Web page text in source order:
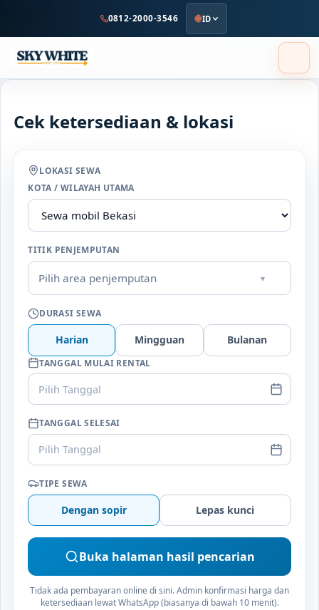
utama
0812-2000-3546 ID
Cek ketersediaan & lokasi
LOKASI SEWA
KOTA / WILAYAH UTAMA
TITIK PENJEMPUTAN
Pilih area penjemputan ▾
DURASI SEWA
Harian Mingguan Bulanan
TANGGAL MULAI RENTAL
Pilih Tanggal
TANGGAL SELESAI
Pilih Tanggal
TIPE SEWA
Dengan sopir Lepas kunci
Buka halaman hasil pencarian
Tidak ada pembayaran online di sini. Admin konfirmasi harga dan
ketersediaan lewat WhatsApp (biasanya di bawah 10 menit).